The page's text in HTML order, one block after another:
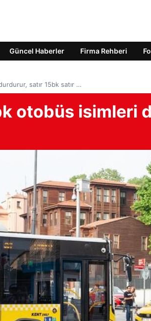
Güncel Haberler Firma Rehberi
satır 15bk satır …
otobüs isimleri